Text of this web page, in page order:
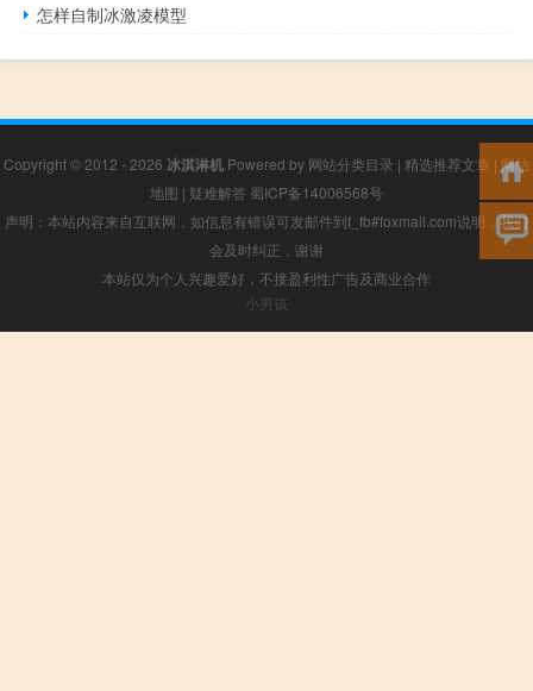
怎样自制冰激凌模型
Copyright © 2012 - 2026 冰淇淋机 Powered by 网站分类目录 | 精选推荐文章 | 网站
地图 | 疑难解答 蜀ICP备14006568号
声明：本站内容来自互联网，如信息有错误可发邮件到f_fb#foxmail.com说明，我们
会及时纠正，谢谢
本站仅为个人兴趣爱好，不接盈利性广告及商业合作
小男孩